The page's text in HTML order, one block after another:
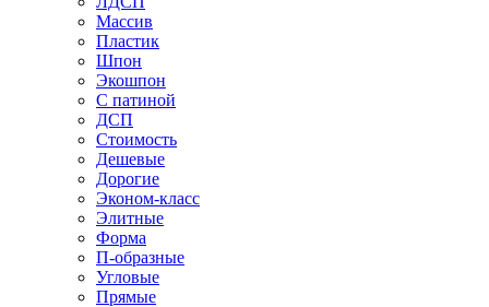
Массив
Пластик
Шпон
Экошпон
С патиной
ДСП
Стоимость
Дешевые
Дорогие
Эконом-класс
Элитные
Форма
П-образные
Угловые
Прямые